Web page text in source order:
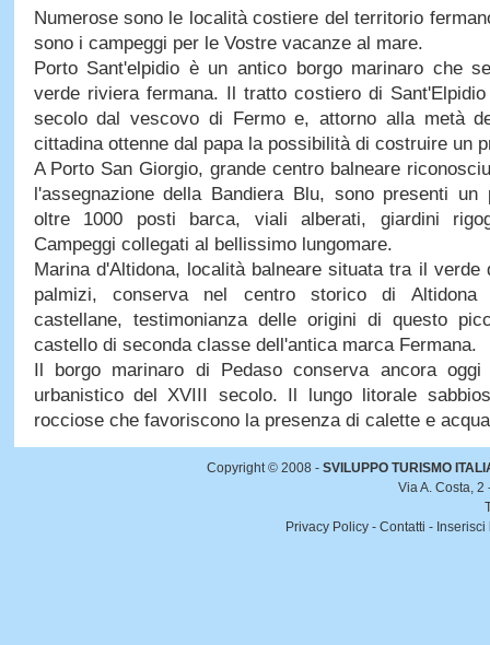
Numerose sono le località costiere del territorio
sono i campeggi per le Vostre vacanze al mare.
Porto Sant'elpidio è un antico borgo marinaro che
verde riviera fermana. Il tratto costiero di
secolo dal vescovo di Fermo e, attorno alla metà
cittadina ottenne dal papa la possibilità di costruire un
A Porto San Giorgio, grande centro balneare
l'assegnazione della Bandiera Blu, sono presenti
oltre 1000 posti barca, viali alberati, giardini
Campeggi collegati al bellissimo lungomare.
Marina d'Altidona, località balneare situata tra il verde
palmizi, conserva nel centro storico di
castellane, testimonianza delle origini di questo
castello di seconda classe dell'antica marca Fermana.
Il borgo marinaro di Pedaso conserva ancora oggi
urbanistico del XVIII secolo. Il lungo litorale
rocciose che favoriscono la presenza di calette e
Copyright © 2008 - SVILUPPO TURISMO
Via A. Costa,
Privacy Policy - Contatti -